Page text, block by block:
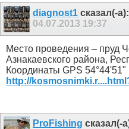
diagnost1 сказал(-а):
04.07.2013 19:37
Место проведения – пруд
Азнакаевского района,
Координаты GPS 54°44'51"
http://
ProFishing сказал(-